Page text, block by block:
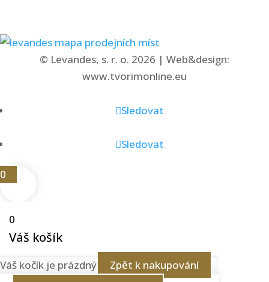
© Levandes, s. r. o. 2026 | Web&design:
www.tvorimonline.eu
Sledovat
Sledovat
0
0
Váš košík
Váš kočík je prázdný Zpět k nakupování